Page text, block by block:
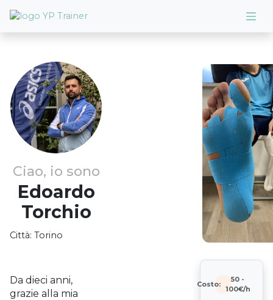
Ciao, io sono
Edoardo
Torchio
Città: Torino
Da dieci anni,
grazie alla mia
Costo:
50 -
100€/h